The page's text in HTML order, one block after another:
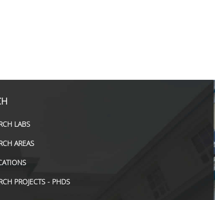
LABS
AREAS
PROJECTS - PHDS